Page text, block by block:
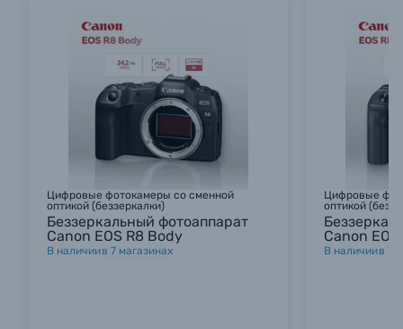
Цифровые фотокамеры со сменной
оптикой (беззеркалки)
Беззеркальный фотоаппарат
Canon EOS R8 Body
В наличиив 7 магазинах
Цифровые
оптикой
Canon
В наличиив 7